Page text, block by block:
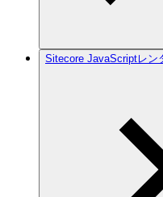
Sitecore JavaScriptレン